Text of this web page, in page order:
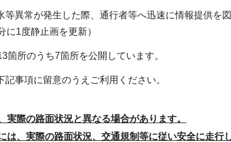
等異常が発生した際、通行者等へ迅速に情報提供を
1度静止画を更新）
箇所のうち7箇所を公開しています。
事項に留意のうえご利用ください。
実際の路面状況と異なる場合があります。
は、実際の路面状況、交通規制等に従い安全に走行